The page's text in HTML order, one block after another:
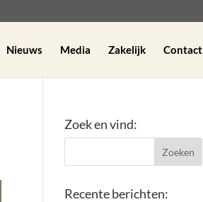
Nieuws Media Zakelijk Contact
Zoek en vind:
Recente berichten: